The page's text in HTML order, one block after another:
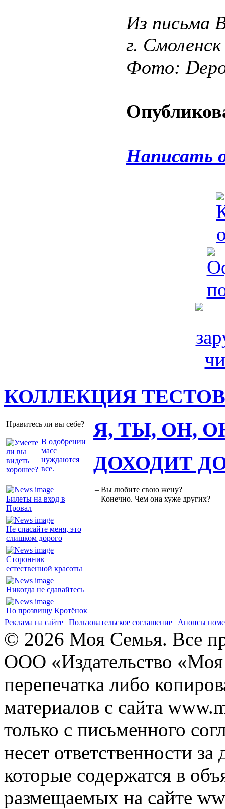
Из письма
г. Смоленск
Фото:
Написать
КОЛЛЕКЦИЯ ТЕСТОВ
Нравитесь ли вы себе?
В одобрении
масс
нуждаются
все.
Я, ТЫ, ОН,
Билеты на вход в
Провал
Не спасайте меня, это
слишком дорого
Сторонник
естественной красоты
Никогда не сдавайтесь
По прозвищу Кротёнок
ДОХОДИТ
– Вы любите свою жену?
– Конечно. Чем она хуже других?
Реклама на сайте | Пользовательское соглашение | Анонсы
© 2026 Моя Семья. Все
ООО «Издательство
перепечатка либо
материалов с сайта
только с письменного
несет ответственности
которые содержатся в
размещаемых на сайте